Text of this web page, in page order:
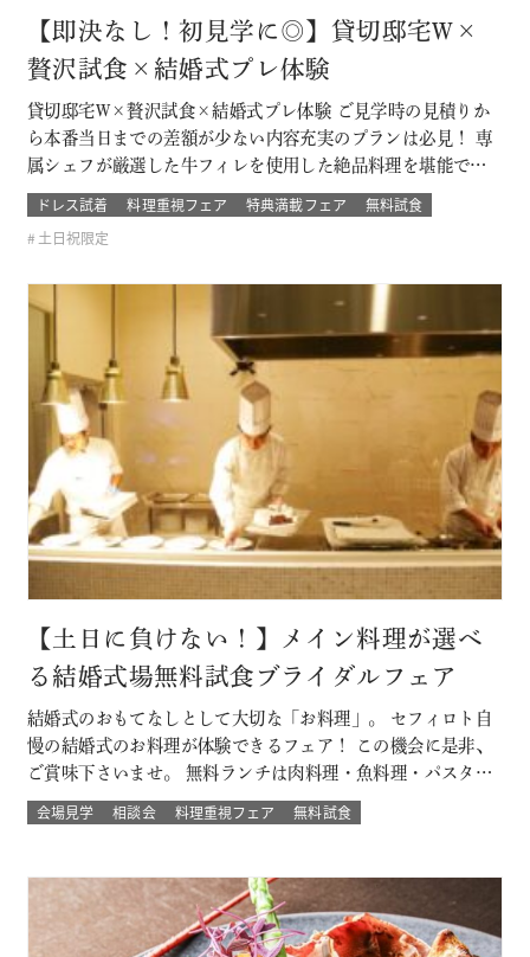
【即決なし！初見学に◎】貸切邸宅W×
贅沢試食×結婚式プレ体験
貸切邸宅W×贅沢試食×結婚式プレ体験 ご見学時の見積りか
ら本番当日までの差額が少ない内容充実のプランは必見！ 専
属シェフが厳選した牛フィレを使用した絶品料理を堪能でき
るフェア！ プレ花嫁体験では本番さながらのチャペル体験や
映像演出体験が叶う！ このフェアに含まれるコンテンツ
SPECIAL BENEFITS HPからフェア予約された方限定のご来
ドレス試着 料理重視フェア 特典満載フェア
無料試食
土日祝限定
【土日に負けない！】メイン料理が選べ
る結婚式場無料試食ブライダルフェア
結婚式のおもてなしとして大切な「お料理」。 セフィロト自
慢の結婚式のお料理が体験できるフェア！ この機会に是非、
ご賞味下さいませ。 無料ランチは肉料理・魚料理・パスタか
らお選び頂けます。 平日開催なので土日とは違ってゆっくり
人気の結婚式演出体験や結婚式場の待合室などの付帯設備も
ったお料理」。 ぜひ一度試…
会場見学 相談会 料理重視フェア 無料試食